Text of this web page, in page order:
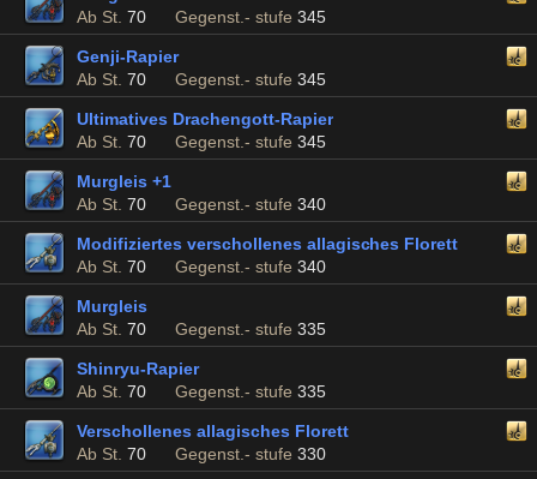
Ab St. 70 Gegenst.- stufe 345
Genji-Rapier
Ab St. 70 Gegenst.- stufe 345
Ultimatives Drachengott-Rapier
Ab St. 70 Gegenst.- stufe 345
Murgleis +1
Ab St. 70 Gegenst.- stufe 340
Modifiziertes verschollenes allagisches Florett
Ab St. 70 Gegenst.- stufe 340
Murgleis
Ab St. 70 Gegenst.- stufe 335
Shinryu-Rapier
Ab St. 70 Gegenst.- stufe 335
Verschollenes allagisches Florett
Ab St. 70 Gegenst.- stufe 330